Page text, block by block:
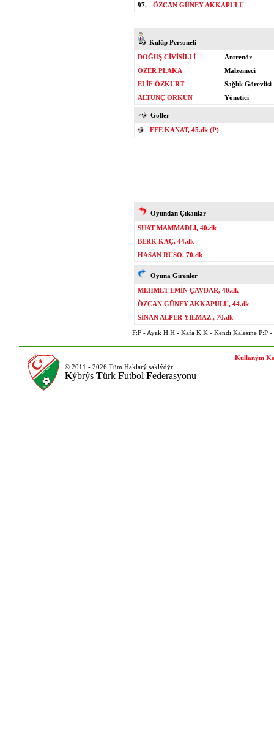
97.
ÖZCAN GÜNEY AKKAPULU
Kulüp Personeli
DOĞUŞ CİVİSİLLİ
Antrenör
ÖZER PLAKA
Malzemeci
ELİF ÖZKURT
Sağlık Görevlisi
ALTUNÇ ORKUN
Yönetici
Goller
EFE KANAT, 45.dk (P)
Oyundan Çıkanlar
SUAT MAMMADLI, 40.dk
BERK KAÇ, 44.dk
HASAN RUSO, 70.dk
Oyuna Girenler
MEHMET EMİN ÇAVDAR, 40.dk
ÖZCAN GÜNEY AKKAPULU, 44.dk
SİNAN ALPER YILMAZ , 70.dk
F:F - Ayak H:H - Kafa K:K - Kendi Kalesine P:P -
© 2011 - 2026 Tüm Haklarý saklýdýr.
Kýbrýs Türk Futbol Federasyonu
Kullaným